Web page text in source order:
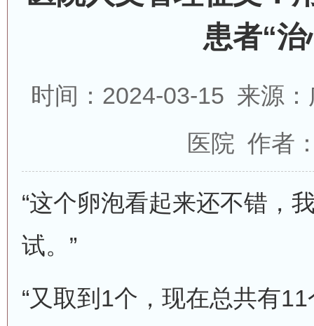
患者“治
时间：2024-03-15 来源
医院 作者
“这个卵泡看起来还不错，
试。”
“又取到1个，现在总共有11